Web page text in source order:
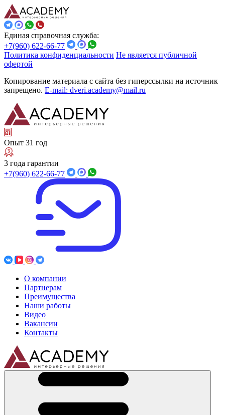
Единая справочная служба:
+7(960) 622-66-77
Политика конфиденциальности Не является публичной
офертой
Копирование материала с сайта без гиперссылки на источник
запрещено. E-mail: dveri.academy@mail.ru
Опыт 31 год
3 года гарантии
+7(960) 622-66-77
О компании
Партнерам
Преимущества
Наши работы
Видео
Вакансии
Контакты